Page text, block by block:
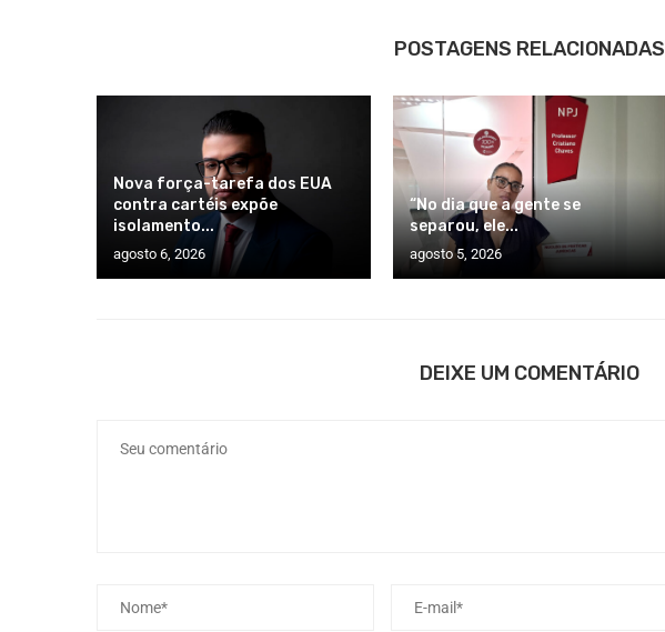
POSTAGENS RELACIONADAS
Nova força-tarefa dos EUA
contra cartéis expõe
isolamento...
agosto 6, 2026
“No dia que a gente se
separou, ele...
agosto 5, 2026
DEIXE UM COMENTÁRIO